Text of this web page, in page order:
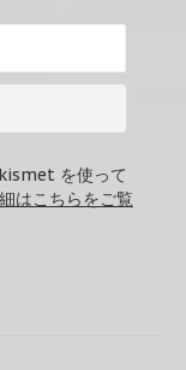
を使って
はこちらをご覧